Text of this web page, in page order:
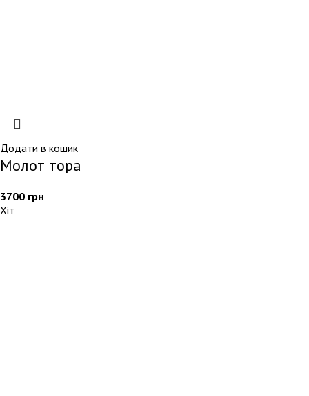
Додати в кошик
Молот тора
3700 грн
Хіт